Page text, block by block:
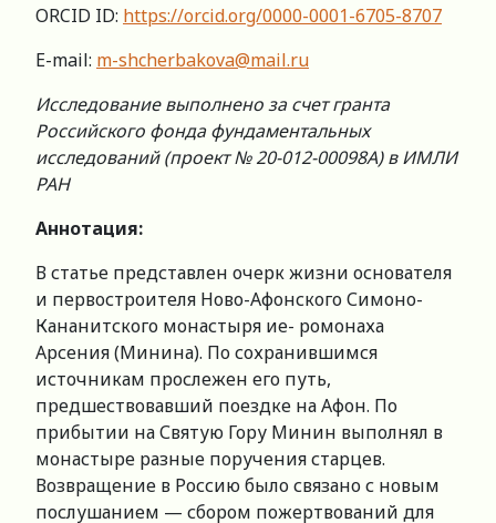
ORCID ID: https://orcid.org/0000-0001-6705-8707
E-mail: m-shcherbakova@mail.ru
Исследование выполнено за счет гранта
Российского фонда фундаментальных
исследований (проект № 20-012-00098А) в ИМЛИ
РАН
Аннотация:
В статье представлен очерк жизни основателя
и первостроителя Ново-Афонского Симоно-
Кананитского монастыря ие- ромонаха
Арсения (Минина). По сохранившимся
источникам прослежен его путь,
предшествовавший поездке на Афон. По
прибытии на Святую Гору Минин выполнял в
монастыре разные поручения старцев.
Возвращение в Россию было связано с новым
послушанием — сбором пожертвований для